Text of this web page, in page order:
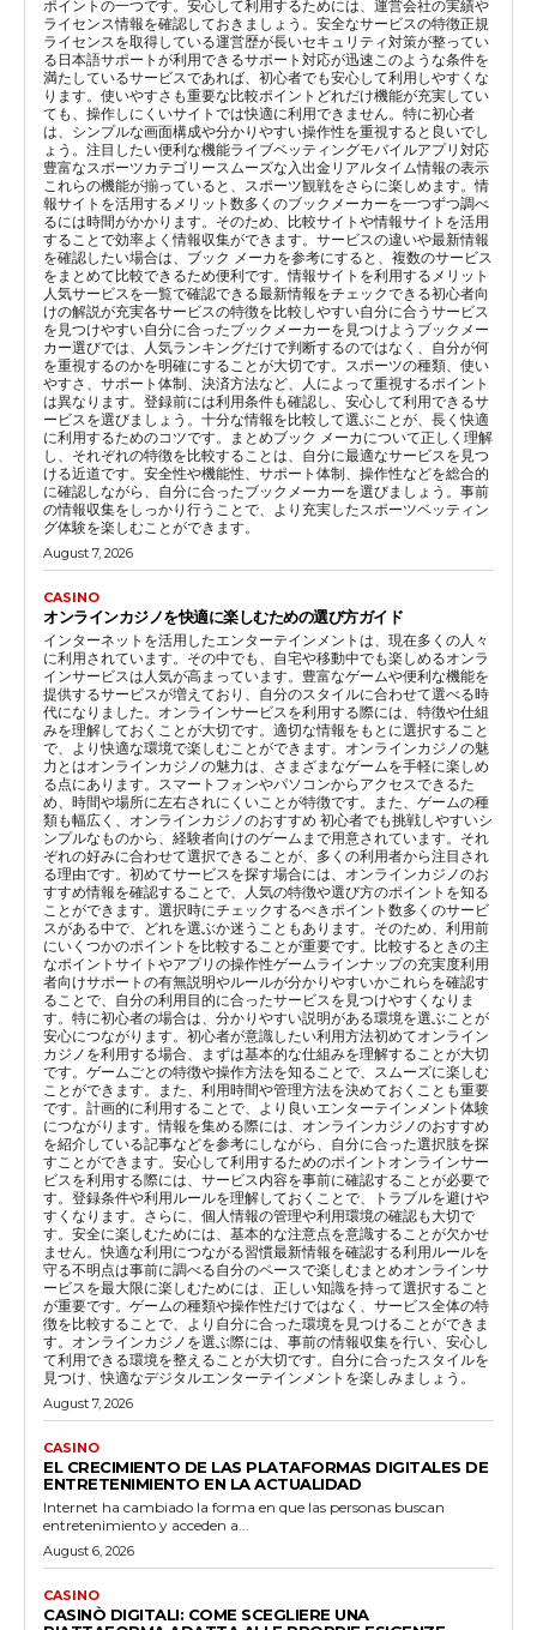
ポイントの一つです。安心して利用するためには、運営会社の実績や
ライセンス情報を確認しておきましょう。安全なサービスの特徴正規
ライセンスを取得している運営歴が長いセキュリティ対策が整ってい
る日本語サポートが利用できるサポート対応が迅速このような条件を
満たしているサービスであれば、初心者でも安心して利用しやすくな
ります。使いやすさも重要な比較ポイントどれだけ機能が充実してい
ても、操作しにくいサイトでは快適に利用できません。特に初心者
は、シンプルな画面構成や分かりやすい操作性を重視すると良いでし
ょう。注目したい便利な機能ライブベッティングモバイルアプリ対応
豊富なスポーツカテゴリースムーズな入出金リアルタイム情報の表示
これらの機能が揃っていると、スポーツ観戦をさらに楽しめます。情
報サイトを活用するメリット数多くのブックメーカーを一つずつ調べ
るには時間がかかります。そのため、比較サイトや情報サイトを活用
することで効率よく情報収集ができます。サービスの違いや最新情報
を確認したい場合は、ブック メーカを参考にすると、複数のサービス
をまとめて比較できるため便利です。情報サイトを利用するメリット
人気サービスを一覧で確認できる最新情報をチェックできる初心者向
けの解説が充実各サービスの特徴を比較しやすい自分に合うサービス
を見つけやすい自分に合ったブックメーカーを見つけようブックメー
カー選びでは、人気ランキングだけで判断するのではなく、自分が何
を重視するのかを明確にすることが大切です。スポーツの種類、使い
やすさ、サポート体制、決済方法など、人によって重視するポイント
は異なります。登録前には利用条件も確認し、安心して利用できるサ
ービスを選びましょう。十分な情報を比較して選ぶことが、長く快適
に利用するためのコツです。まとめブック メーカについて正しく理解
し、それぞれの特徴を比較することは、自分に最適なサービスを見つ
ける近道です。安全性や機能性、サポート体制、操作性などを総合的
に確認しながら、自分に合ったブックメーカーを選びましょう。事前
の情報収集をしっかり行うことで、より充実したスポーツベッティン
グ体験を楽しむことができます。
August 7, 2026
CASINO
オンラインカジノを快適に楽しむための選び方ガイド
インターネットを活用したエンターテインメントは、現在多くの人々
に利用されています。その中でも、自宅や移動中でも楽しめるオンラ
インサービスは人気が高まっています。豊富なゲームや便利な機能を
提供するサービスが増えており、自分のスタイルに合わせて選べる時
代になりました。オンラインサービスを利用する際には、特徴や仕組
みを理解しておくことが大切です。適切な情報をもとに選択すること
で、より快適な環境で楽しむことができます。オンラインカジノの魅
力とはオンラインカジノの魅力は、さまざまなゲームを手軽に楽しめ
る点にあります。スマートフォンやパソコンからアクセスできるた
め、時間や場所に左右されにくいことが特徴です。また、ゲームの種
類も幅広く、オンラインカジノのおすすめ 初心者でも挑戦しやすいシ
ンプルなものから、経験者向けのゲームまで用意されています。それ
ぞれの好みに合わせて選択できることが、多くの利用者から注目され
る理由です。初めてサービスを探す場合には、オンラインカジノのお
すすめ情報を確認することで、人気の特徴や選び方のポイントを知る
ことができます。選択時にチェックするべきポイント数多くのサービ
スがある中で、どれを選ぶか迷うこともあります。そのため、利用前
にいくつかのポイントを比較することが重要です。比較するときの主
なポイントサイトやアプリの操作性ゲームラインナップの充実度利用
者向けサポートの有無説明やルールが分かりやすいかこれらを確認す
ることで、自分の利用目的に合ったサービスを見つけやすくなりま
す。特に初心者の場合は、分かりやすい説明がある環境を選ぶことが
安心につながります。初心者が意識したい利用方法初めてオンライン
カジノを利用する場合、まずは基本的な仕組みを理解することが大切
です。ゲームごとの特徴や操作方法を知ることで、スムーズに楽しむ
ことができます。また、利用時間や管理方法を決めておくことも重要
です。計画的に利用することで、より良いエンターテインメント体験
につながります。情報を集める際には、オンラインカジノのおすすめ
を紹介している記事などを参考にしながら、自分に合った選択肢を探
すことができます。安心して利用するためのポイントオンラインサー
ビスを利用する際には、サービス内容を事前に確認することが必要で
す。登録条件や利用ルールを理解しておくことで、トラブルを避けや
すくなります。さらに、個人情報の管理や利用環境の確認も大切で
す。安全に楽しむためには、基本的な注意点を意識することが欠かせ
ません。快適な利用につながる習慣最新情報を確認する利用ルールを
守る不明点は事前に調べる自分のペースで楽しむまとめオンラインサ
ービスを最大限に楽しむためには、正しい知識を持って選択すること
が重要です。ゲームの種類や操作性だけではなく、サービス全体の特
徴を比較することで、より自分に合った環境を見つけることができま
す。オンラインカジノを選ぶ際には、事前の情報収集を行い、安心し
て利用できる環境を整えることが大切です。自分に合ったスタイルを
見つけ、快適なデジタルエンターテインメントを楽しみましょう。
August 7, 2026
CASINO
EL CRECIMIENTO DE LAS PLATAFORMAS DIGITALES DE
ENTRETENIMIENTO EN LA ACTUALIDAD
Internet ha cambiado la forma en que las personas buscan
entretenimiento y acceden a...
August 6, 2026
CASINO
CASINÒ DIGITALI: COME SCEGLIERE UNA